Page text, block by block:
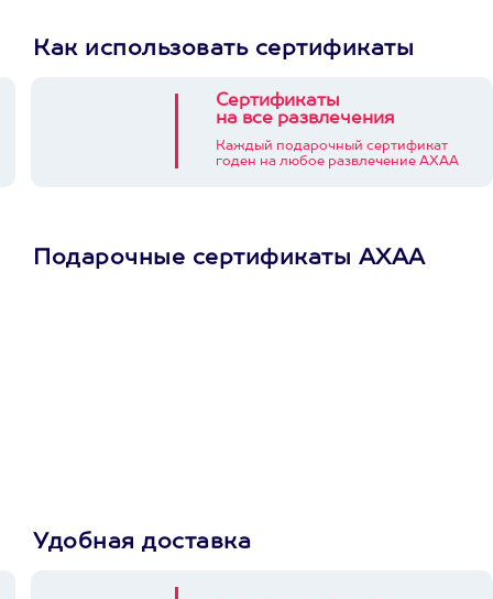
Как использовать сертификаты
Сертификаты
на все развлечения
Каждый подарочный сертификат
годен на любое развлечение АХАА
Подарочные сертификаты АХАА
Удобная доставка